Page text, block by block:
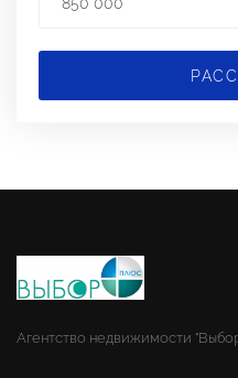
Агентство недвижимости "Выбор